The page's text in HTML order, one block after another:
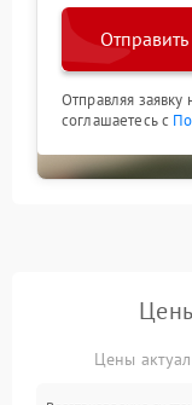
Отправить
Отправляя
соглашаетесь с
Цены